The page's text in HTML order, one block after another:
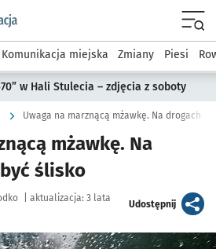
podserwis: Komunikacja
Komunikacja miejska Zmiany Piesi
w Hali Stulecia – zdjęcia z soboty
Uwaga na marznącą mżawkę. Na drogach
mżawkę. Na
ślisko
aktualizacja: 3 lata
Udostępnijartykuł